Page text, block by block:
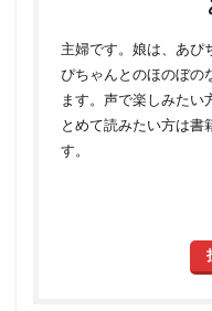
主婦です。娘は、あぴ
ぴちゃんとのほのぼの
ます。声で楽しみたい
とめて読みたい方は書
す。